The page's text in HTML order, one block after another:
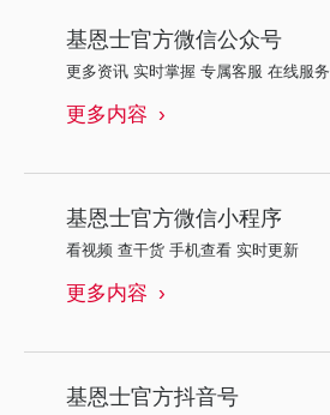
基恩士官方微信公众号
更多资讯 实时掌握 专属客服 在线服务
更多内容
基恩士官方微信小程序
看视频 查干货 手机查看 实时更新
更多内容
基恩士官方抖音号